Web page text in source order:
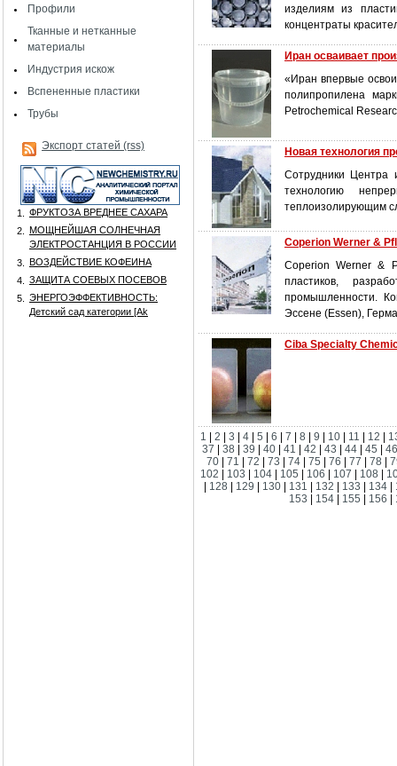
Профили
Тканные и нетканные
материалы
Индустрия искож
Вспененные пластики
Трубы
Экспорт статей (rss)
1.
ФРУКТОЗА ВРЕДНЕЕ САХАРА
2.
МОЩНЕЙШАЯ СОЛНЕЧНАЯ
ЭЛЕКТРОСТАНЦИЯ В РОССИИ
3.
ВОЗДЕЙСТВИЕ КОФЕИНА
4.
ЗАЩИТА СОЕВЫХ ПОСЕВОВ
5.
ЭНЕРГОЭФФЕКТИВНОСТЬ:
Детский сад категории [Аk
изделиям из
концентраты
Иран осваивает
«Иран впервые
полипропилена
Petrochemical
Новая технология
Сотрудники Центра
технологию
теплоизолирующим
Coperion Werner &
Coperion Werner &
пластиков,
промышленности.
Эссене (Essen),
Ciba Specialty
1 2 3 4 5 6 7 8 9 10 11 12
37
|38 |39 |40 |41 |42 |43 |44 |45 |
70
71 72 73 74 75 76 77 78
102
103 104 105 106 107 108
128 129 130 131 132 133 134
153
154 155 156